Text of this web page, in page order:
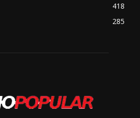
418
285